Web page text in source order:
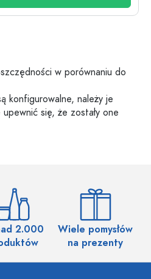
w porównaniu do
konfigurowalne, należy je
się, że zostały one
2.000
Wiele pomysłów
na prezenty